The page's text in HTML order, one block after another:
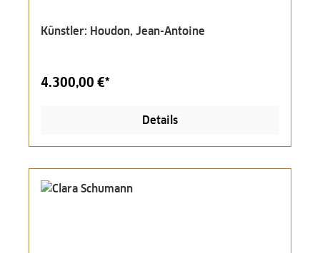
Künstler: Houdon, Jean-Antoine
4.300,00 €*
Details